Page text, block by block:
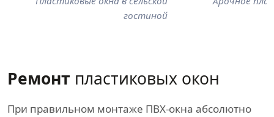
гостиной
Ремонт пластиковых окон
При правильном монтаже ПВХ-окна абсолютно